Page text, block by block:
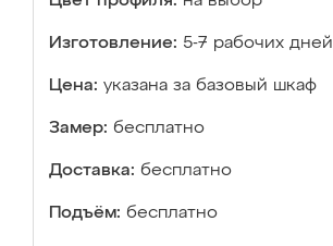
Изготовление: 5-7 рабочих дней
Цена: указана за базовый шкаф
Замер: бесплатно
Доставка: бесплатно
Подъём: бесплатно